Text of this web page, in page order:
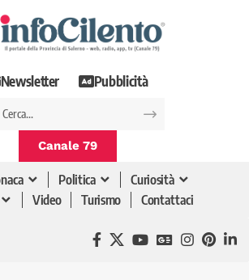
Newsletter Pubblicità
Canale 79
Politica
Curiosità
Video Turismo Contattaci